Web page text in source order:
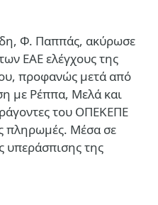
Φ. Παππάς, ακύρωσε
ΕΑΕ ελέγχους της
προφανώς μετά από
με Ρέππα, Μελά και
του ΟΠΕΚΕΠΕ
πληρωμές. Μέσα σε
υπεράσπισης της